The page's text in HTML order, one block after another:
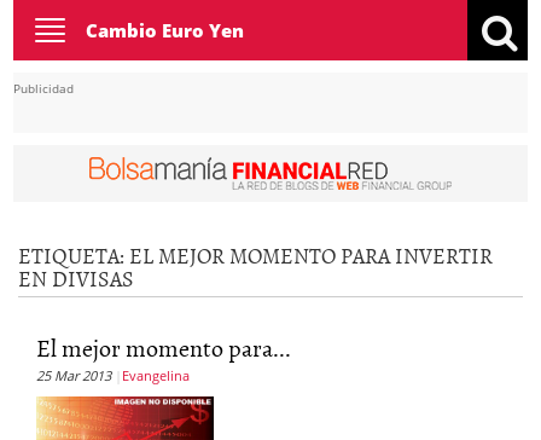
Toggle
navigation
Cambio Euro Yen
Publicidad
ETIQUETA: EL MEJOR MOMENTO PARA INVERTIR
EN DIVISAS
El mejor momento para...
25 Mar 2013 Evangelina